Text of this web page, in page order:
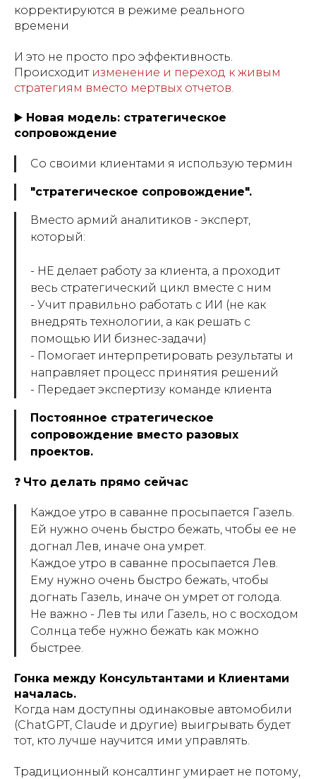
корректируются в режиме реального
времени
И это не просто про эффективность.
Происходит изменение и переход к живым
стратегиям вместо мертвых отчетов.
▶️ Новая модель: стратегическое
сопровождение
Со своими клиентами я использую термин
"стратегическое сопровождение".
Вместо армий аналитиков - эксперт,
который:
- НЕ делает работу за клиента, а проходит
весь стратегический цикл вместе с ним
- Учит правильно работать с ИИ (не как
внедрять технологии, а как решать с
помощью ИИ бизнес-задачи)
- Помогает интерпретировать результаты и
направляет процесс принятия решений
- Передает экспертизу команде клиента
Постоянное стратегическое
сопровождение вместо разовых
проектов.
❓ Что делать прямо сейчас
Каждое утро в саванне просыпается Газель.
Ей нужно очень быстро бежать, чтобы ее не
догнал Лев, иначе она умрет.
Каждое утро в саванне просыпается Лев.
Ему нужно очень быстро бежать, чтобы
догнать Газель, иначе он умрет от голода.
Не важно - Лев ты или Газель, но с восходом
Солнца тебе нужно бежать как можно
быстрее.
Гонка между Консультантами и Клиентами
началась.
Когда нам доступны одинаковые автомобили
(ChatGPT, Claude и другие) выигрывать будет
тот, кто лучше научится ими управлять.
Традиционный консалтинг умирает не потому,